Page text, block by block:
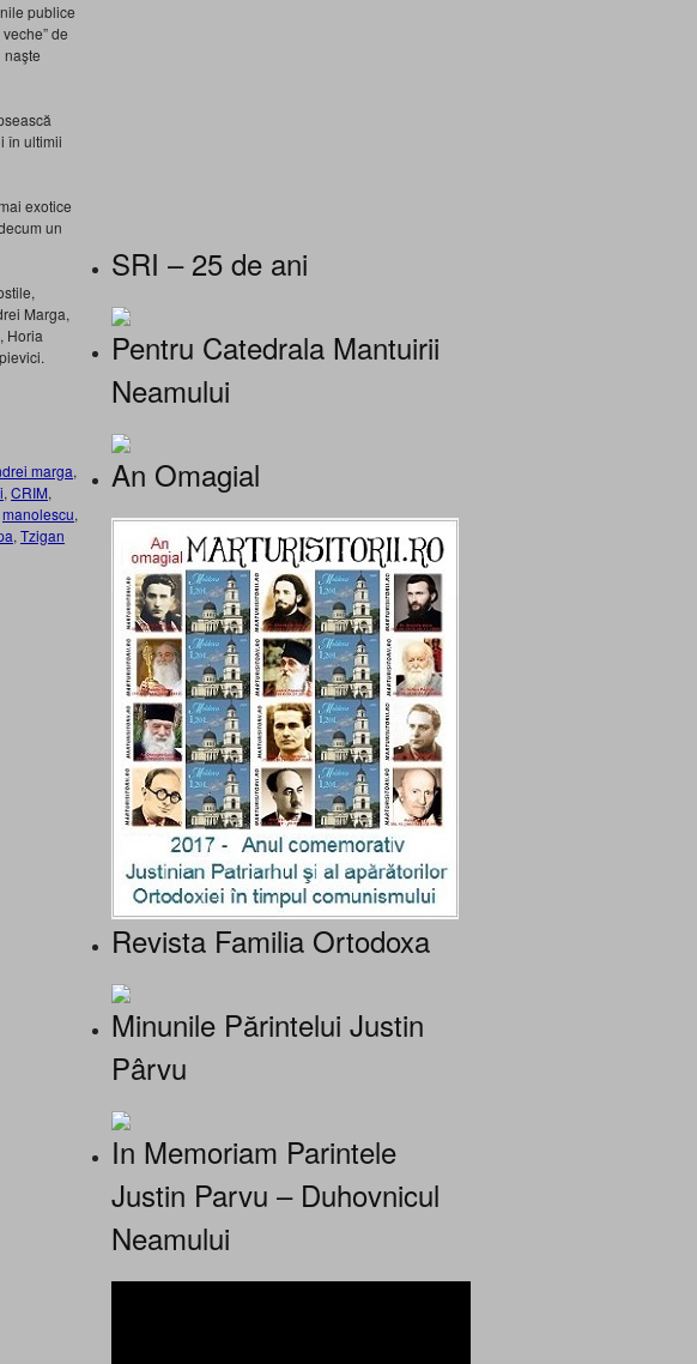
publice
de
naşte
în ultimii
exotice
un
Marga,
Horia
marga,
, CRIM,
manolescu,
, Tzigan
SRI – 25 de ani
Pentru Catedrala Mantuirii
Neamului
An Omagial
Revista Familia Ortodoxa
Minunile Părintelui Justin
Pârvu
In Memoriam Parintele
Justin Parvu – Duhovnicul
Neamului